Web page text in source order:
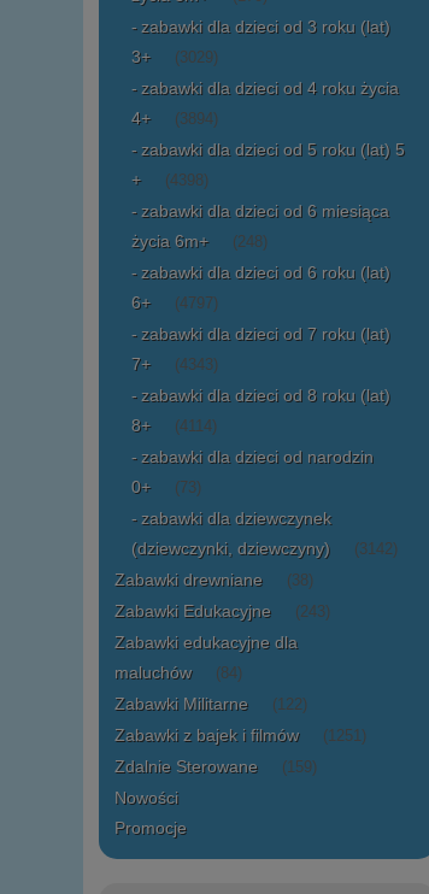
zabawki dla dzieci od 3 roku (lat)
3+
(3029)
zabawki dla dzieci od 4 roku życia
4+
(3894)
zabawki dla dzieci od 5 roku (lat) 5
+
(4398)
zabawki dla dzieci od 6 miesiąca
życia 6m+
(248)
zabawki dla dzieci od 6 roku (lat)
6+
(4797)
zabawki dla dzieci od 7 roku (lat)
7+
(4343)
zabawki dla dzieci od 8 roku (lat)
8+
(4114)
zabawki dla dzieci od narodzin
0+
(73)
zabawki dla dziewczynek
(dziewczynki, dziewczyny)
(3142)
Zabawki drewniane (38)
Zabawki Edukacyjne (243)
Zabawki edukacyjne dla
maluchów
(84)
Zabawki Militarne (122)
Zabawki z bajek i filmów (1251)
Zdalnie Sterowane (159)
Nowości
Promocje